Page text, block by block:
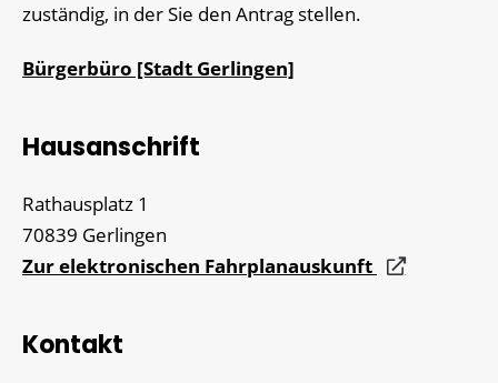
zuständig, in der Sie den Antrag stellen.
Bürgerbüro [Stadt Gerlingen]
Hausanschrift
Rathausplatz 1
70839 Gerlingen
Zur elektronischen Fahrplanauskunft
Kontakt